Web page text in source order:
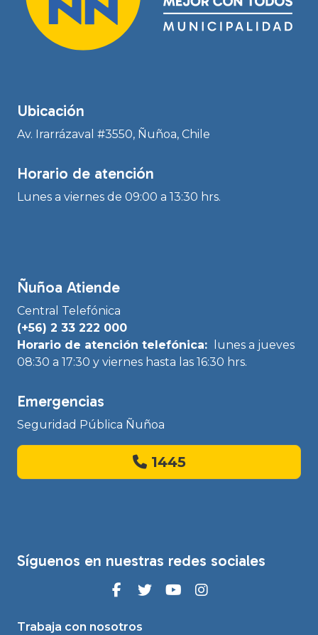
Ubicación
Av. Irarrázaval #3550, Ñuñoa, Chile
Horario de atención
Lunes a viernes de 09:00 a 13:30 hrs.
Ñuñoa Atiende
Central Telefónica
(+56) 2 33 222 000
Horario de atención telefónica:
lunes a jueves
08:30 a 17:30 y viernes hasta las 16:30 hrs.
Emergencias
Seguridad Pública Ñuñoa
1445
Síguenos en nuestras redes sociales
Trabaja con nosotros